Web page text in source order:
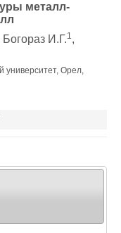
металл-
Богораз И.Г.1,
университет, Орел,